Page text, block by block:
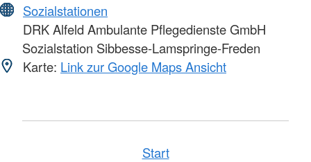
Sozialstationen
DRK Alfeld Ambulante Pflegedienste GmbH
Sozialstation Sibbesse-Lamspringe-Freden
Karte: Link zur Google Maps Ansicht
Start